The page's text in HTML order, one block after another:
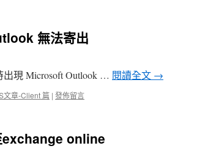
無法寄出
現 Microsoft Outlook … 閱讀全文 →
文章-Client 篇 | 發佈留言
online